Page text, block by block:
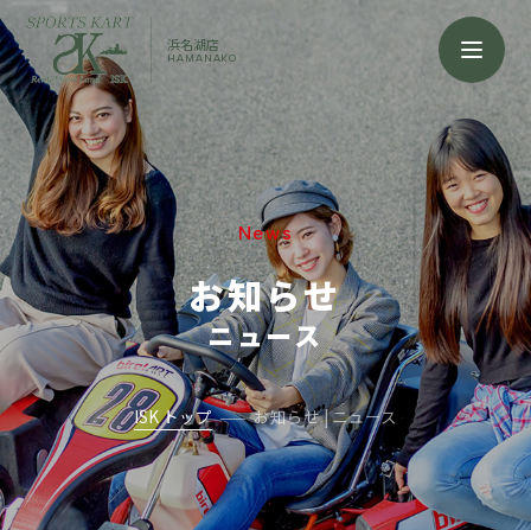
浜名湖店
HAMANAKO
News
お知らせ
ニュース
ISK トップ お知らせ | ニュース